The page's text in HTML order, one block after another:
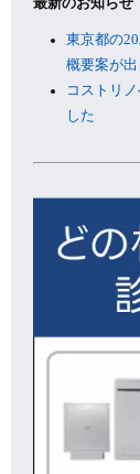
最新のお知らせ
東京都の
概要案が
コストリ
した